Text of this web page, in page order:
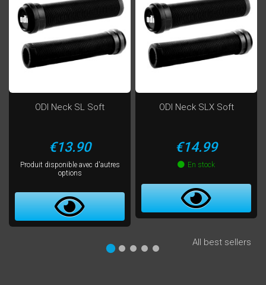
ODI Neck SL Soft
Price
€13.90
Produit disponible avec d'autres
options
ODI Neck SLX Soft
Price
€14.99
En stock
All best sellers